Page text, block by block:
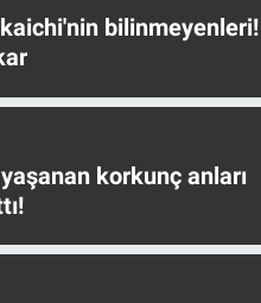
bilinmeyenleri!
korkunç anları